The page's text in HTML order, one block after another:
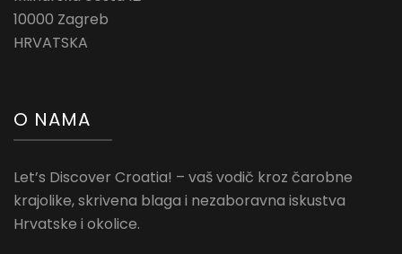
10000 Zagreb
HRVATSKA
O NAMA
Let’s Discover Croatia! – vaš vodič kroz čarobne
krajolike, skrivena blaga i nezaboravna iskustva
Hrvatske i okolice.